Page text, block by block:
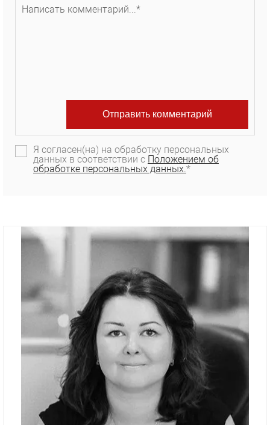
Я согласен(на) на обработку персональных
данных в соответствии с Положением об
обработке персональных данных.*